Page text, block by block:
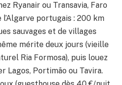
Ryanair ou Transavia, Faro
portugais : 200 km
sauvages et de villages
mérite deux jours (vieille
Ria Formosa), puis louez
Lagos, Portimão ou Tavira.